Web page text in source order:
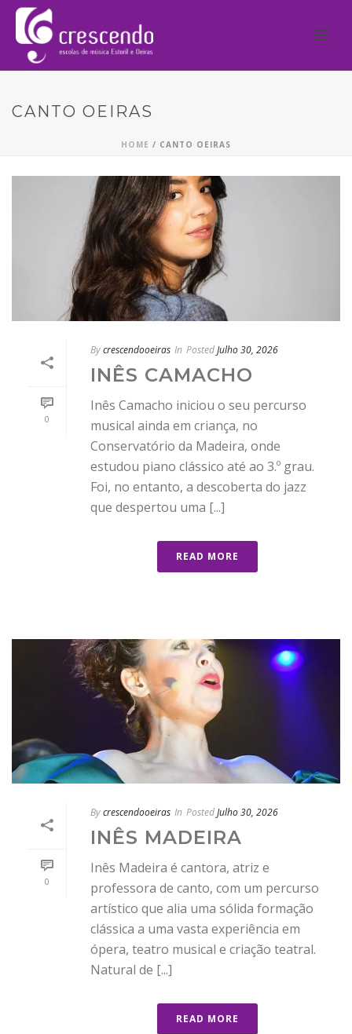
CANTO OEIRAS
HOME / CANTO OEIRAS
0
Bycrescendooeiras In PostedJulho 30, 2026
INÊS CAMACHO
Inês Camacho iniciou o seu percurso
musical ainda em criança, no
Conservatório da Madeira, onde
estudou piano clássico até ao 3.º grau.
Foi, no entanto, a descoberta do jazz
que despertou uma [...]
READ MORE
0
Bycrescendooeiras In PostedJulho 30, 2026
INÊS MADEIRA
Inês Madeira é cantora, atriz e
professora de canto, com um percurso
artístico que alia uma sólida formação
clássica a uma vasta experiência em
ópera, teatro musical e criação teatral.
Natural de [...]
READ MORE